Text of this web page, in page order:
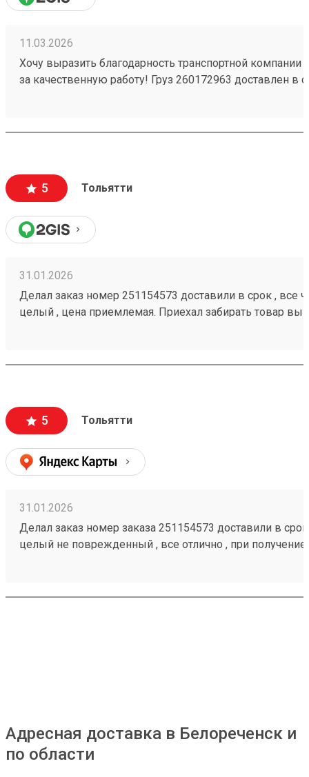
11.03.2026
Хочу выразить благодарность транспортной компании
за качественную работу! Груз 260172963 доставлен в
5 Тольятти
31.01.2026
Делал заказ номер 251154573 доставили в срок , все
целый , цена приемлемая. Приехал забирать товар
5 Тольятти
31.01.2026
Делал заказ номер заказа 251154573 доставили в
целый не поврежденный , все отлично , при
Адресная доставка в Белореченск и
по области